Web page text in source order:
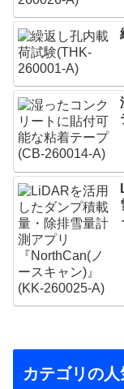
カテゴリの人